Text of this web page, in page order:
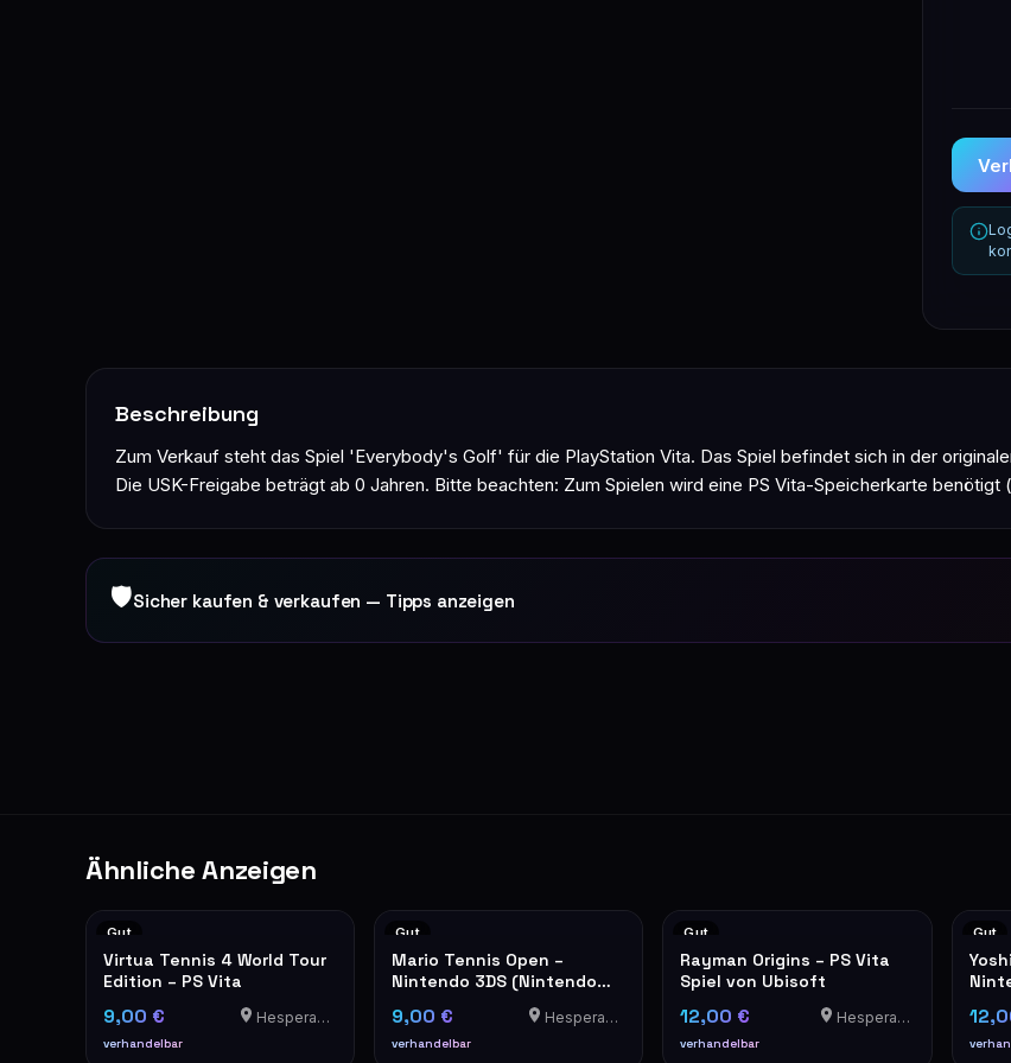
Beschreibung
Zum Verkauf steht das Spiel 'Everybody's Golf' für die PlayStation Vita. Das Spiel befindet sich in der
Die USK-Freigabe beträgt ab 0 Jahren. Bitte beachten: Zum Spielen wird eine PS Vita-Speicherkarte benötigt
🛡Sicher kaufen & verkaufen — Tipps anzeigen
Ähnliche Anzeigen
Gut
Virtua Tennis 4 World Tour
Edition – PS Vita
9,00 €
verhandelbar
Hesperange
Gut
Mario Tennis Open –
Nintendo 3DS (Nintendo
9,00 €
verhandelbar
Hesperange
Gut
Rayman Origins – PS Vita
Spiel von Ubisoft
12,00 €
verhandelbar
Hesperange
Gut